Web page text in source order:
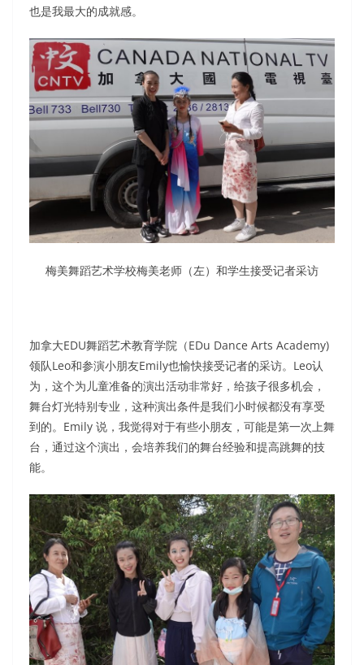
也是我最大的成就感。
梅美舞蹈艺术学校梅美老师（左）和学生接受记者采访
加拿大EDU舞蹈艺术教育学院（EDu Dance Arts Academy)
领队Leo和参演小朋友Emily也愉快接受记者的采访。Leo认
为，这个为儿童准备的演出活动非常好，给孩子很多机会，
舞台灯光特别专业，这种演出条件是我们小时候都没有享受
到的。Emily 说，我觉得对于有些小朋友，可能是第一次上舞
台，通过这个演出，会培养我们的舞台经验和提高跳舞的技
能。